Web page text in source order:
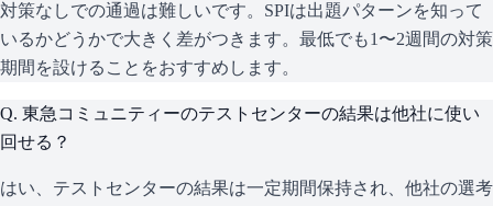
対策なしでの通過は難しいです。SPIは出題パターンを知って
いるかどうかで大きく差がつきます。最低でも1〜2週間の対策
期間を設けることをおすすめします。
Q. 東急コミュニティーのテストセンターの結果は他社に使い
回せる？
はい、テストセンターの結果は一定期間保持され、他社の選考